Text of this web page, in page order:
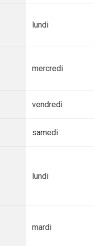
lundi
mercredi
vendredi
samedi
lundi
mardi